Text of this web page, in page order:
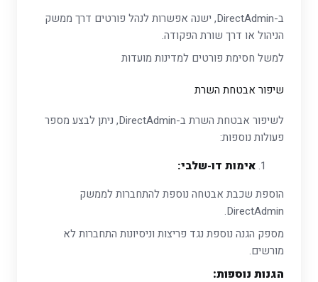
ב-DirectAdmin, ישנה אפשרות לנהל פורטים דרך ממשק
הניהול או דרך שורת הפקודה.
למשל חסימת פורטים למדינות מועדות
שיפור אבטחת השרת
לשיפור אבטחת השרת ב-DirectAdmin, ניתן לבצע מספר
פעולות נוספות:
אימות דו-שלבי:
הוספת שכבת אבטחה נוספת להתחברות לממשק
DirectAdmin.
מספק הגנה נוספת נגד פריצות וניסיונות התחברות לא
מורשים.
הגנות נוספות: